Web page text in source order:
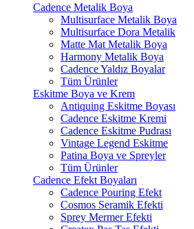
Cadence Metalik Boya
Multisurface Metalik Boya
Multisurface Dora Metalik
Matte Mat Metalik Boya
Harmony Metalik Boya
Cadence Yaldız Boyalar
Tüm Ürünler
Eskitme Boya ve Krem
Antiquing Eskitme Boyası
Cadence Eskitme Kremi
Cadence Eskitme Pudrası
Vintage Legend Eskitme
Patina Boya ve Spreyler
Tüm Ürünler
Cadence Efekt Boyaları
Cadence Pouring Efekt
Cosmos Seramik Efekti
Sprey Mermer Efekti